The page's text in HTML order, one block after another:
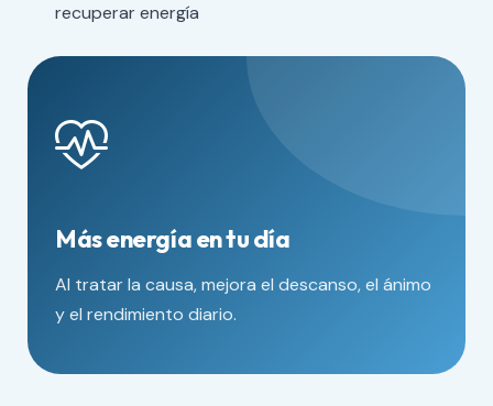
recuperar energía
Más energía en tu día
Al tratar la causa, mejora el descanso, el ánimo
y el rendimiento diario.